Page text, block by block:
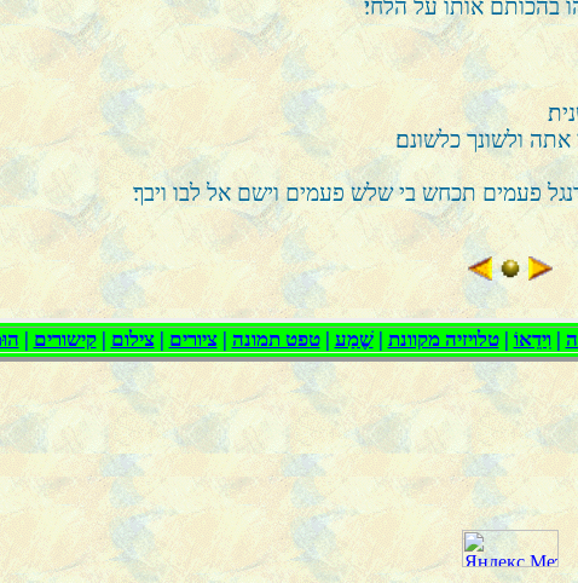
בהכותם אותו על הלחי׃
ולשונך כלשונם׃
פעמים תכחש בי שלש פעמים וישם אל לבו ויבך׃